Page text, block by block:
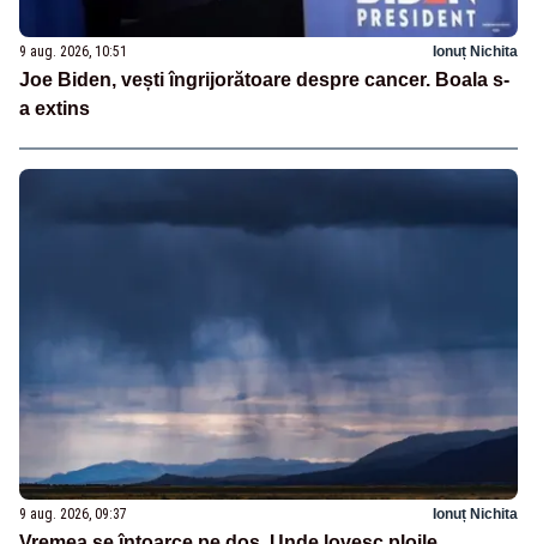
9 aug. 2026, 10:51 Ionuț Nichita
Joe Biden, vești îngrijorătoare despre cancer. Boala s-
a extins
9 aug. 2026, 09:37 Ionuț Nichita